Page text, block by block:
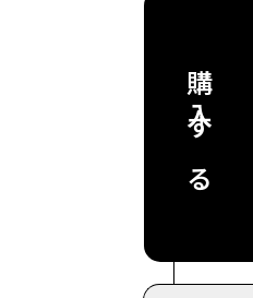
購入する